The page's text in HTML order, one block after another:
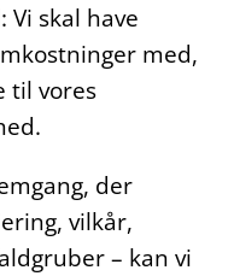
skal have
med,
til vores
der
vilkår,
– kan vi